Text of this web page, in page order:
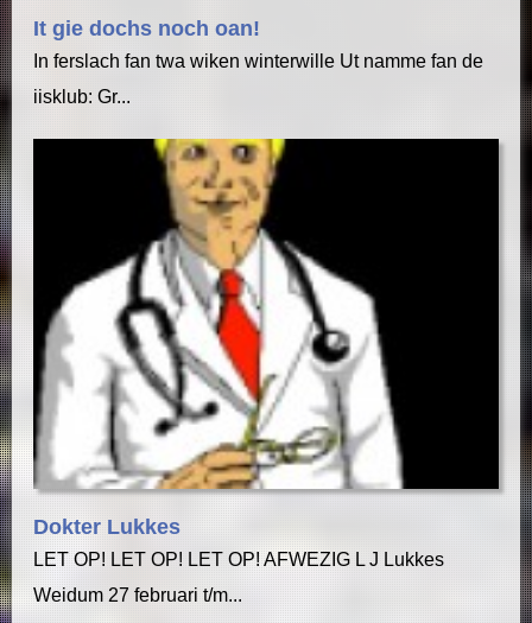
It gie dochs noch oan!
In ferslach fan twa wiken winterwille Ut namme fan de
iisklub: Gr...
Dokter Lukkes
LET OP! LET OP! LET OP! AFWEZIG L J Lukkes
Weidum 27 februari t/m...